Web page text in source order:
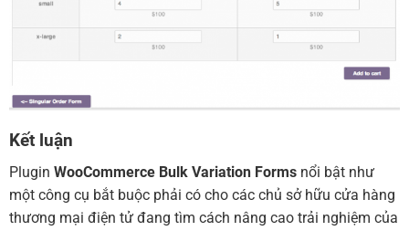
Kết luận
Plugin WooCommerce Bulk Variation Forms nổi bật như
một công cụ bắt buộc phải có cho các chủ sở hữu cửa hàng
thương mại điện tử đang tìm cách nâng cao trải nghiệm của